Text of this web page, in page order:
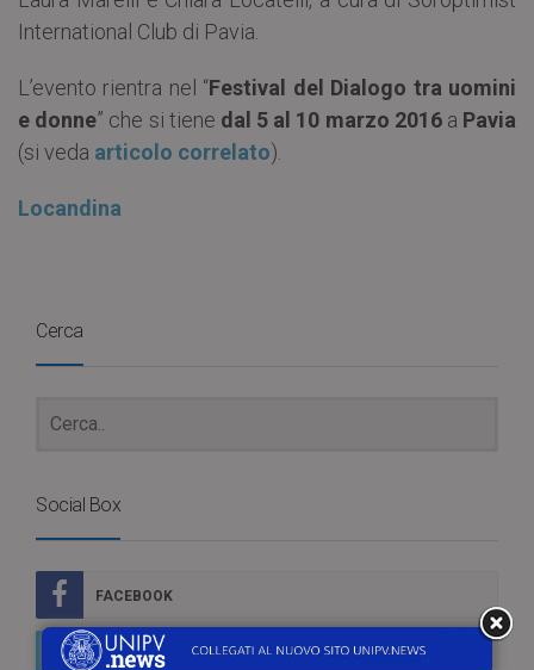
International Club di Pavia.
L’evento rientra nel “Festival del Dialogo tra uomini
e donne” che si tiene dal 5 al 10 marzo 2016a Pavia
(si veda articolo correlato).
Locandina
Cerca
Social Box
FACEBOOK
TWITTER